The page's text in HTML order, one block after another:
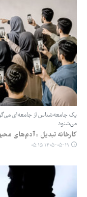
یک جامعه‌شناس از جامعه‌ای
می‌شنود
کارخانه تبدیل «آدم‌های
۱۴۰۵-۰۵-۱۹ ۰۵:۱۵